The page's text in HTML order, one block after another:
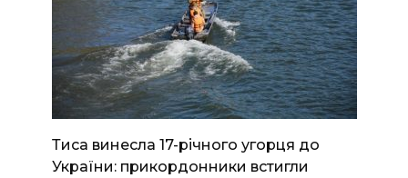
Тиса винесла 17-річного угорця до
України: прикордонники встигли